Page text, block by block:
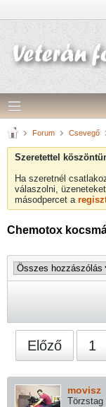
Forum Csevegő
Szeretettel
Ha szeretnél
válaszolni,
másodpercet a
Chemotox
Előző 1
movisz
Törzstag